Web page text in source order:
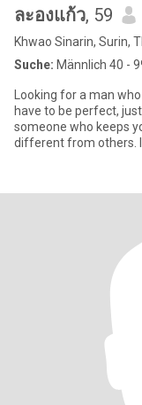
ละองแก้ว, 59
Khwao Sinarin, Surin,
Suche: Männlich 40 -
Looking for a man
have to be perfect,
someone who keeps
different from others. I